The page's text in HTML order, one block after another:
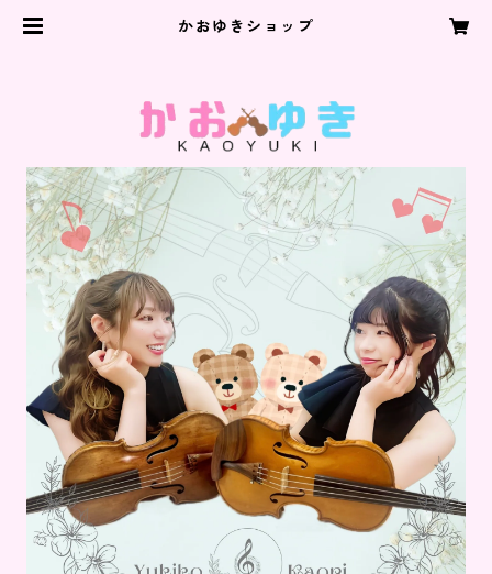
かおゆきショップ